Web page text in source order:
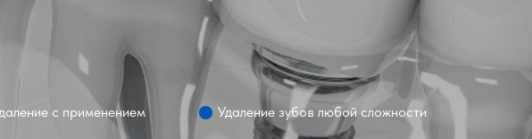
с применением
Удаление зубов любой сложности